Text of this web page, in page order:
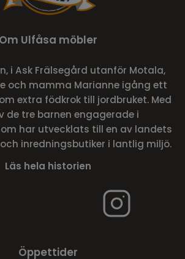
Om Ulfåsa möbler
i Ask Frälsegård utanför Motala,
och mamma Marianne igång ett
extra födkrok till jordbruket. Med
de tre barnen engagerade i
har utvecklats till en av landets
inredningsbutiker i lantlig miljö.
Läs hela historien
Öppettider